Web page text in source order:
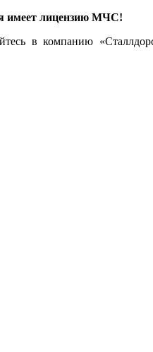
имеет лицензию МЧС!
в компанию